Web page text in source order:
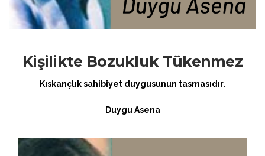
Kişilikte Bozukluk Tükenmez
Kıskançlık sahibiyet duygusunun tasmasıdır.
Duygu Asena